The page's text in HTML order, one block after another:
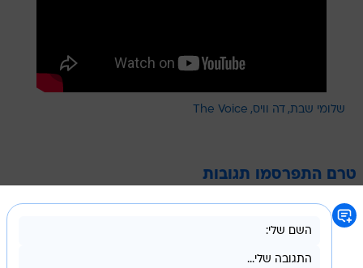
שלומי שבת דה וויס The Voice
טרם התפרסמו תגובות